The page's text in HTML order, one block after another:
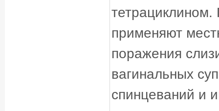
тетрациклином.
применяют
поражения
вагинальных
спинцеваний и